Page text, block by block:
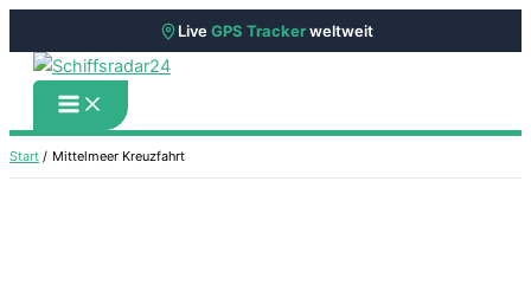
LiveGPS Trackerweltweit
Zum
Start Mittelmeer Kreuzfahrt